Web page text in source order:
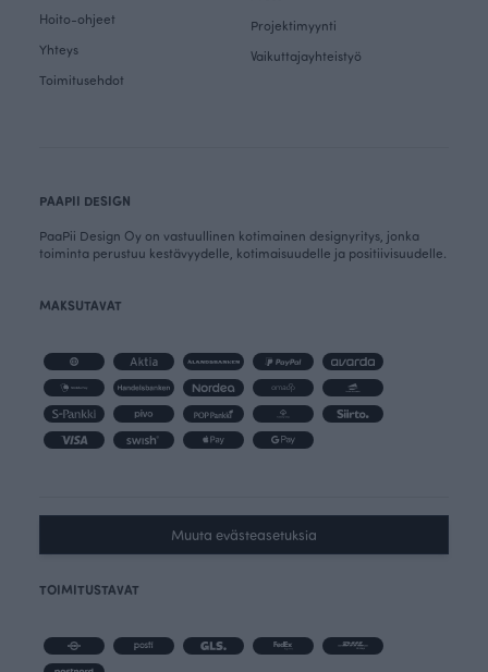
Hoito-ohjeet
Yhteys
Toimitusehdot
Projektimyynti
Vaikuttajayhteistyö
PAAPII DESIGN
PaaPii Design Oy on vastuullinen kotimainen designyritys, jonka
toiminta perustuu kestävyydelle, kotimaisuudelle ja positiivisuudelle.
MAKSUTAVAT
Muuta evästeasetuksia
TOIMITUSTAVAT